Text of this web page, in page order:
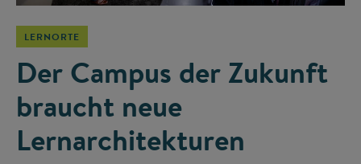
LERNORTE
Der Campus der Zukunft
braucht neue
Lernarchitekturen